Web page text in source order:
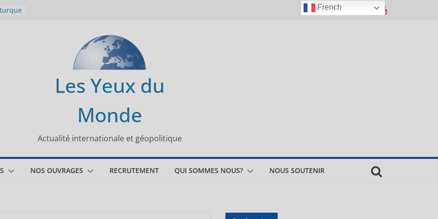
Les Yeux du
Monde
Actualité internationale et géopolitique
NOS OUVRAGES RECRUTEMENT QUI SOMMES NOUS? NOUS SOUTENIR
French